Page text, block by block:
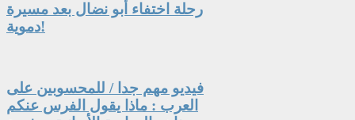
رحلة اختفاء أبو نضال بعد مسيرة
دموية!
فيديو مهم جدا / للمحسوبين على
العرب : ماذا يقول الفرس عنكم